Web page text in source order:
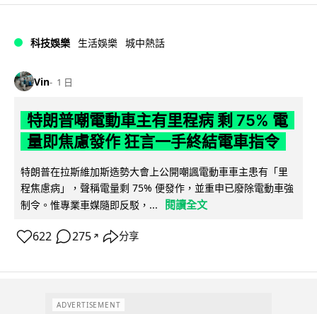
科技娛樂 生活娛樂 城中熱話
Vin 1 日
特朗普嘲電動車主有里程病 剩 75% 電
量即焦慮發作 狂言一手終結電車指令
特朗普在拉斯維加斯造勢大會上公開嘲諷電動車車主患有「里
程焦慮病」，聲稱電量剩 75% 便發作，並重申已廢除電動車強
制令。惟專業車媒隨即反駁，...
閱讀全文
622 275 ↗ 分享
ADVERTISEMENT